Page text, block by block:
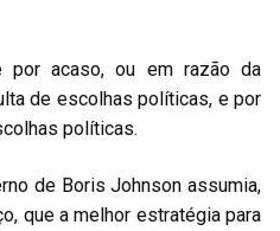
por acaso, ou em razão da
de escolhas políticas, e por
políticas.
de Boris Johnson assumia,
que a melhor estratégia para